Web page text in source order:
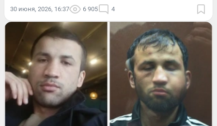
30 июня, 2026, 16:37 6 905 4